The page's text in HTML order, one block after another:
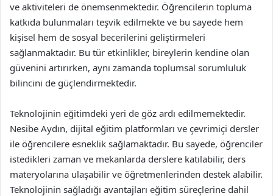
ve aktiviteleri de önemsenmektedir. Öğrencilerin topluma
katkıda bulunmaları teşvik edilmekte ve bu sayede hem
kişisel hem de sosyal becerilerini geliştirmeleri
sağlanmaktadır. Bu tür etkinlikler, bireylerin kendine olan
güvenini artırırken, aynı zamanda toplumsal sorumluluk
bilincini de güçlendirmektedir.
Teknolojinin eğitimdeki yeri de göz ardı edilmemektedir.
Nesibe Aydın, dijital eğitim platformları ve çevrimiçi dersler
ile öğrencilere esneklik sağlamaktadır. Bu sayede, öğrenciler
istedikleri zaman ve mekanlarda derslere katılabilir, ders
materyolarına ulaşabilir ve öğretmenlerinden destek alabilir.
Teknolojinin sağladığı avantajları eğitim süreçlerine dahil